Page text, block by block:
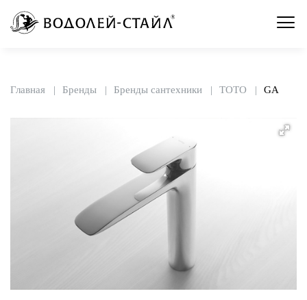
Главная Бренды Бренды сантехники TOTO GA